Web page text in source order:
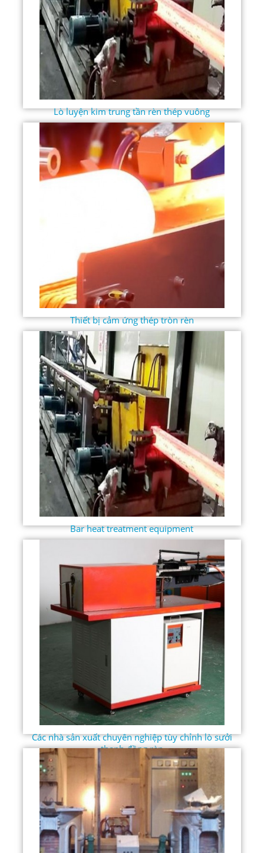
Lò luyện kim trung tần rèn thép vuông
Thiết bị cảm ứng thép tròn rèn
Bar heat treatment equipment
Các nhà sản xuất chuyên nghiệp tùy chỉnh lò sưởi
thanh đồng rèn